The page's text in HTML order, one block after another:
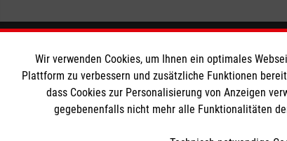
Informationen
Impressum
Datenschutz
Die
Wir verwenden Cookies, um Ihnen ein optimales
Plattform zu verbessern und zusätzliche Funktionen
dass Cookies zur Personalisierung von Anzeigen
gegebenenfalls nicht mehr alle Funktionalitäten